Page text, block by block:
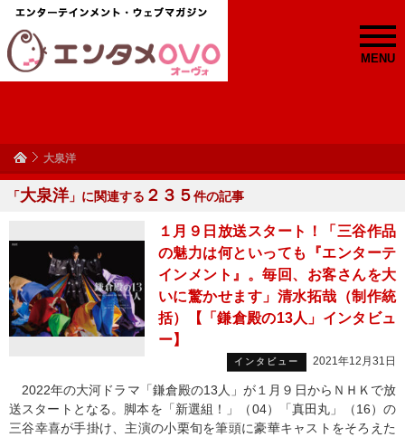
MENU
大泉洋
「大泉洋」に関連する ２３５件の記事
１月９日放送スタート！「三谷作品
の魅力は何といっても『エンターテ
インメント』。毎回、お客さんを大
いに驚かせます」清水拓哉（制作統
括）【「鎌倉殿の13人」インタビュ
ー】
インタビュー 2021年12月31日
2022年の大河ドラマ「鎌倉殿の13人」が１月９日からＮＨＫで放
送スタートとなる。脚本を「新選組！」（04）「真田丸」（16）の
三谷幸喜が手掛け、主演の小栗旬を筆頭に豪華キャストをそろえた